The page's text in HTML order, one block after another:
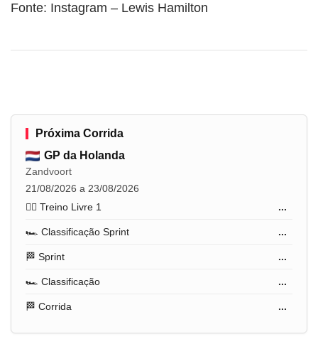
Fonte: Instagram – Lewis Hamilton
Próxima Corrida
GP da Holanda
Zandvoort
21/08/2026 a 23/08/2026
🏋️‍♂️ Treino Livre 1
...
🏎️ Classificação Sprint ...
🏁 Sprint ...
🏎️ Classificação ...
🏁 Corrida ...